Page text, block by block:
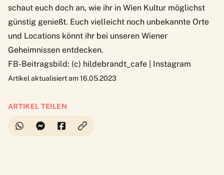
schaut euch doch an, wie ihr in Wien Kultur möglichst
günstig genießt. Euch vielleicht noch unbekannte Orte
und Locations könnt ihr bei unseren Wiener
Geheimnissen entdecken.
FB-Beitragsbild: (c) hildebrandt_cafe | Instagram
Artikel aktualisiert am 16.05.2023
ARTIKEL TEILEN